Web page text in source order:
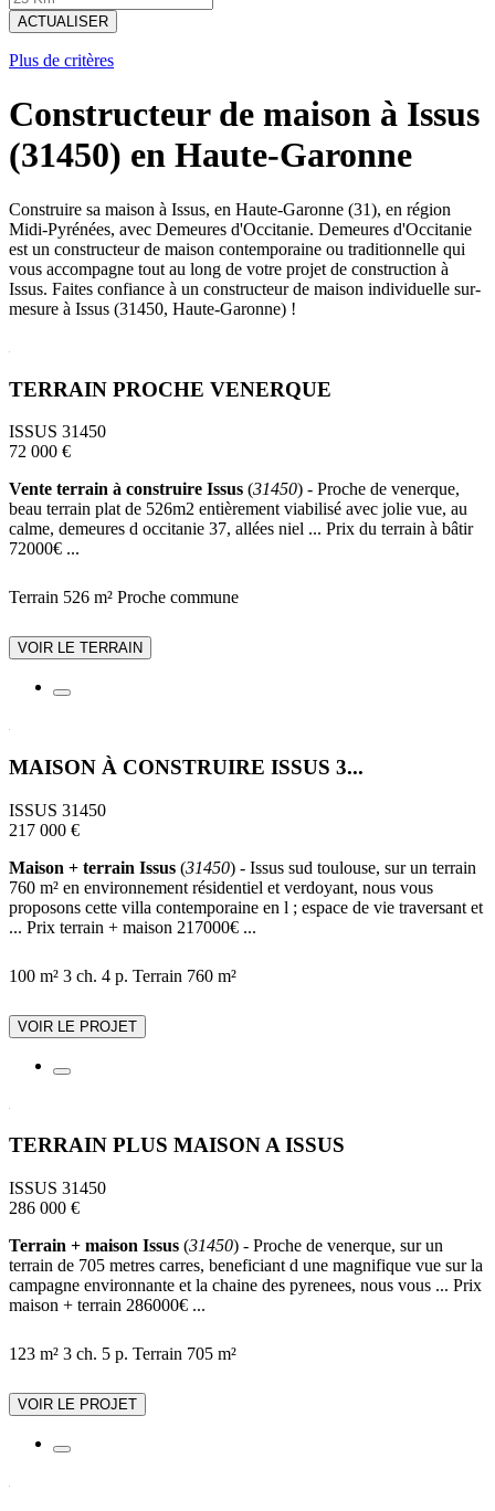
ACTUALISER
Plus de critères
Constructeur de maison à Issus
(31450) en Haute-Garonne
Construire sa maison à Issus, en Haute-Garonne (31), en région
Midi-Pyrénées, avec Demeures d'Occitanie. Demeures d'Occitanie
est un constructeur de maison contemporaine ou traditionnelle qui
vous accompagne tout au long de votre projet de construction à
Issus. Faites confiance à un constructeur de maison individuelle sur-
mesure à Issus (31450, Haute-Garonne) !
TERRAIN PROCHE VENERQUE
ISSUS 31450
72 000 €
Vente terrain à construire Issus (31450) - Proche de venerque,
beau terrain plat de 526m2 entièrement viabilisé avec jolie vue, au
calme, demeures d occitanie 37, allées niel ... Prix du terrain à bâtir
72000€ ...
Terrain 526 m² Proche commune
VOIR LE TERRAIN
MAISON À CONSTRUIRE ISSUS 3...
ISSUS 31450
217 000 €
Maison + terrain Issus (31450) - Issus sud toulouse, sur un terrain
760 m² en environnement résidentiel et verdoyant, nous vous
proposons cette villa contemporaine en l ; espace de vie traversant et
... Prix terrain + maison 217000€ ...
100 m² 3 ch. 4 p. Terrain 760 m²
VOIR LE PROJET
TERRAIN PLUS MAISON A ISSUS
ISSUS 31450
286 000 €
Terrain + maison Issus (31450) - Proche de venerque, sur un
terrain de 705 metres carres, beneficiant d une magnifique vue sur la
campagne environnante et la chaine des pyrenees, nous vous ... Prix
maison + terrain 286000€ ...
123 m² 3 ch. 5 p. Terrain 705 m²
VOIR LE PROJET